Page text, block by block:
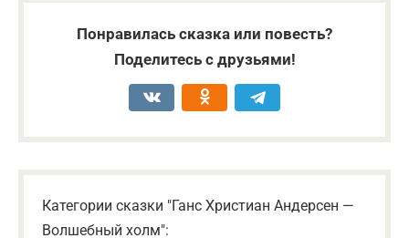
Понравилась сказка или повесть?
Поделитесь с друзьями!
Категории сказки "Ганс Христиан Андерсен —
Волшебный холм":